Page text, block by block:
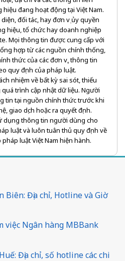
đang hoạt động tại Việt Nam.
đối tác, hay đơn vị ủy quyền
hiệu, tổ chức hay doanh nghiệp
Mọi thông tin được cung cấp với
hợp từ các nguồn chính thống,
thức của các đơn vị, thông tin
quy định của pháp luật.
nhiệm về bất kỳ sai sót, thiếu
trình cập nhật dữ liệu. Người
tin tại nguồn chính thức trước khi
giao dịch hoặc ra quyết định.
dụng thông tin người dùng cho
luật và luôn tuân thủ quy định về
luật Việt Nam hiện hành.
Biên: Địa chỉ, Hotline và Giờ
việc Ngân hàng MBBank
Địa chỉ, số hotline các chi